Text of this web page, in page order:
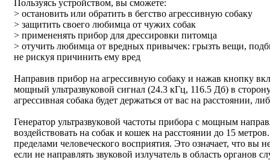
Пользуясь устройством, вы сможете:
> остановить или обратить в бегство агрессивную собаку
> защитить своего любимца от чужих собак
> примененять прибор для дрессировки питомца
> отучить любимца от вредных привычек: грызть вещи,
не рискуя причинить ему вред
Направив прибор на агрессивную собаку и нажав кнопку
мощный ультразвуковой сигнал (24.3 кГц, 116.5 Дб) в
агрессивная собака будет держаться от вас на расстоянии,
Генератор ультразвуковой частоты прибора с мощным
воздействовать на собак и кошек на расстоянии до 15
пределами человеческого восприятия. Это означает, что вы
если не направлять звуковой излучатель в область органов